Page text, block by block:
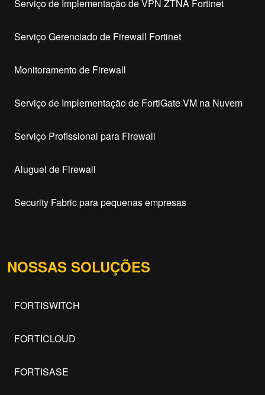
Serviço de Implementação de VPN ZTNA Fortinet
Serviço Gerenciado de Firewall Fortinet
Monitoramento de Firewall
Serviço de Implementação de FortiGate VM na Nuvem
Serviço Profissional para Firewall
Aluguel de Firewall
Security Fabric para pequenas empresas
NOSSAS SOLUÇÕES
FORTISWITCH
FORTICLOUD
FORTISASE